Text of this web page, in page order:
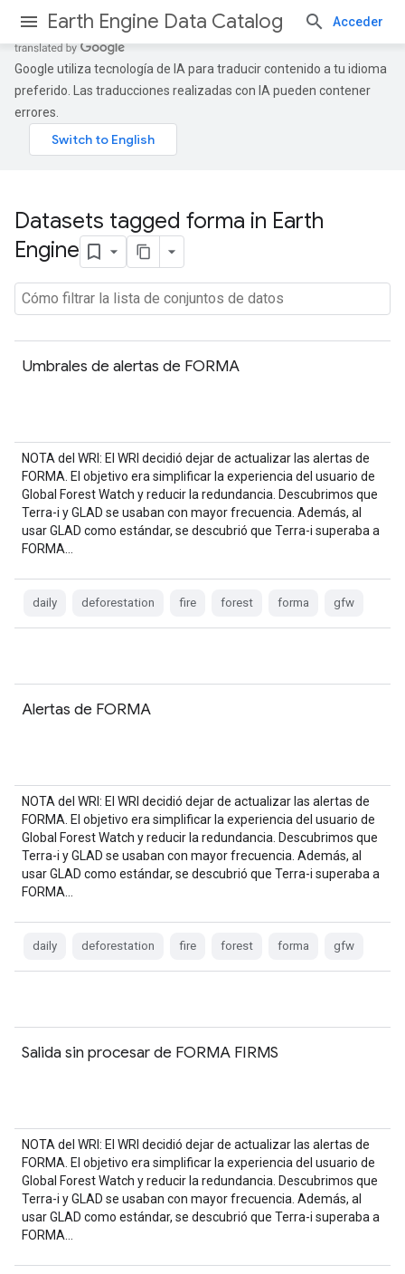
Earth Engine Data Catalog Acceder
Google utiliza tecnología de IA para traducir contenido a tu idioma
preferido. Las traducciones realizadas con IA pueden contener
errores.
Datasets tagged forma in Earth
Engine
Umbrales de alertas de FORMA
NOTA del WRI: El WRI decidió dejar de actualizar las alertas de
FORMA. El objetivo era simplificar la experiencia del usuario de
Global Forest Watch y reducir la redundancia. Descubrimos que
Terra-i y GLAD se usaban con mayor frecuencia. Además, al
usar GLAD como estándar, se descubrió que Terra-i superaba a
FORMA…
daily deforestation fire forest forma gfw
Alertas de FORMA
NOTA del WRI: El WRI decidió dejar de actualizar las alertas de
FORMA. El objetivo era simplificar la experiencia del usuario de
Global Forest Watch y reducir la redundancia. Descubrimos que
Terra-i y GLAD se usaban con mayor frecuencia. Además, al
usar GLAD como estándar, se descubrió que Terra-i superaba a
FORMA…
daily deforestation fire forest forma gfw
Salida sin procesar de FORMA FIRMS
NOTA del WRI: El WRI decidió dejar de actualizar las alertas de
FORMA. El objetivo era simplificar la experiencia del usuario de
Global Forest Watch y reducir la redundancia. Descubrimos que
Terra-i y GLAD se usaban con mayor frecuencia. Además, al
usar GLAD como estándar, se descubrió que Terra-i superaba a
FORMA…